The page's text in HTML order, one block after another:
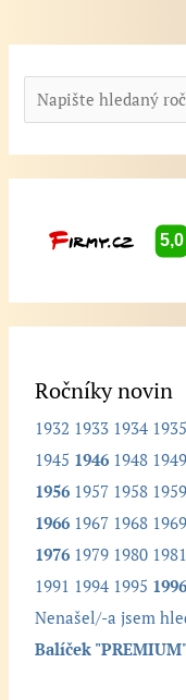
p
i
š
Ročníky novin
1932 1933 1934 1935
1945 1946 1948 1949
1956 1957 1958 1959
1966 1967 1968 1969
1976 1979 1980 1981
1991 1994 1995 1996
Nenašel/-a jsem
Balíček